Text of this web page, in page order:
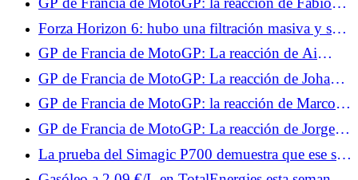
desastre para Francesco Bagnaia
Quartararo tras la carrera: "Hicimos un muy buen
trabajo"
Forza Horizon 6: hubo una filtración masiva y se
banearon jugadores por 7000 años.
GP de Francia de MotoGP: La reacción de Ai
Ogura tras la carrera: "No estaba seguro de que
fuera suficiente para subir al podio"
GP de Francia de MotoGP: La reacción de Johann
Zarco tras la carrera: "No estoy contento"
GP de Francia de MotoGP: la reacción de Marco
Bezzecchi tras la carrera: "Sabía que no era el más
fuerte"
GP de Francia de MotoGP: La reacción de Jorge
Martín tras la carrera: "La temporada pasada
aprendí que nunca hay que rendirse"
La prueba del Simagic P700 demuestra que ese sí
funciona.